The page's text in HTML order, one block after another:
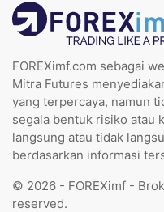
FOREXimf.com sebagai
Mitra Futures
yang terpercaya, namun
segala bentuk risiko atau
langsung atau tidak
berdasarkan informasi
© 2026 - FOREXimf -
reserved.